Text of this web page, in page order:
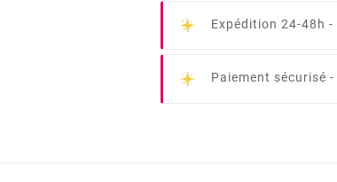
Expédition 24-48h -
Paiement sécurisé -